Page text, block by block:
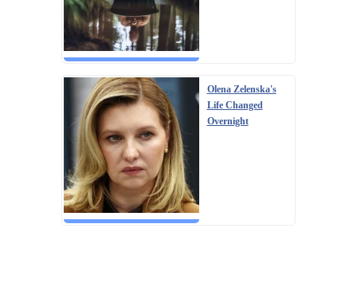
Olena Zelenska's
Life Changed
Overnight